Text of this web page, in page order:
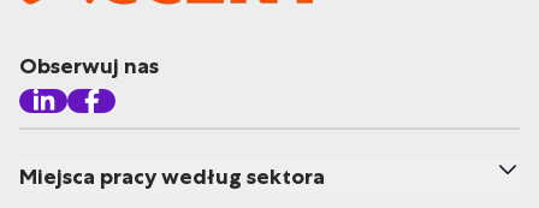
Obserwuj nas
Miejsca pracy według sektora